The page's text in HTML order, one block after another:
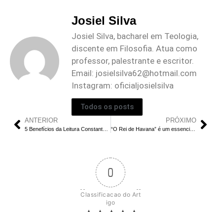
Josiel Silva
Josiel Silva, bacharel em Teologia,
discente em Filosofia. Atua como
professor, palestrante e escritor.
Email: josielsilva62@hotmail.com
Instagram: oficialjosielsilva
Todos os posts
ANTERIOR PRÓXIMO
“O Rei de Havana” é um essencial livro de cheiro ruim
0
Classificacao do Art
igo